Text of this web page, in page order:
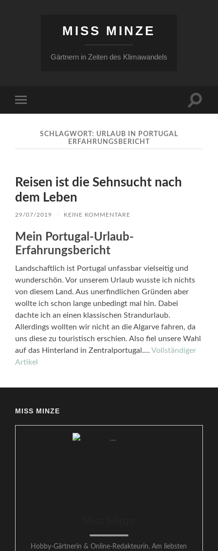
MISS MINZE
Gärtnern in Zeiten des Klimawandels
Menü
SCHLAGWORT: URLAUB IN PORTUGAL
ERFAHRUNGSBERICHT
Reisen ist die Sehnsucht nach
dem Leben
29/07/2019 / KEINE KOMMENTARE
Mein Portugal-Urlaub-
Erfahrungsbericht
Landschaftlich ist Portugal unfassbar vielseitig und
wunderschön. Vor unserem Urlaub wusste ich nichts
von diesem Land. Aus unerfindlichen Gründen aber
wollte ich schon lange unbedingt mal hin. Dabei
dachte ich an einen klassischen Strandurlaub.
Allerdings wollten wir nicht an die Algarve fahren, da
uns diese zu touristisch erschien. Also fiel unsere Wahl
auf das Hinterland in Zentralportugal.…Vollständiger
Artikel
MISS MINZE
Hobby-Gärtnerin & Online-Redakteurin. Am liebsten